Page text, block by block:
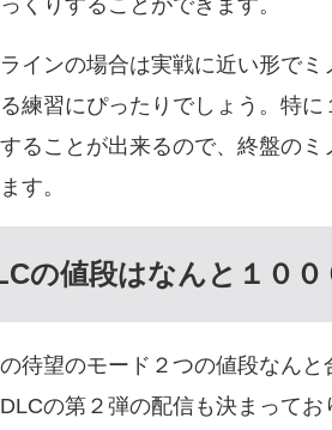
ラインの場合は実戦に近い形で
練習にぴったりでしょう。特
ることが出来るので、終盤の
す。
の値段はなんと１０
待望のモード２つの値段なん
の第２弾の配信も決まって